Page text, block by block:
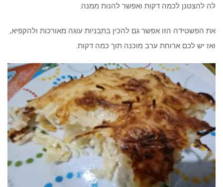
לה להצטנן לכמה דקות ואפשר להנות ממנה.
את הפשטידה הזו אפשר גם להכין בתבניות עוגה מאורכות ולהקפיא,
ואז יש לכם ארוחת ערב מוכנה תוך כמה דקות.